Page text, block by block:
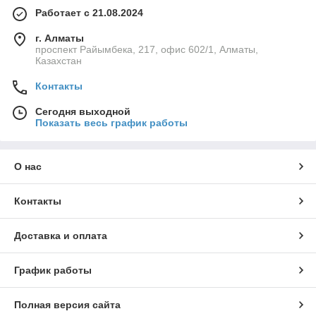
Работает с 21.08.2024
г. Алматы
проспект Райымбека, 217, офис 602/1, Алматы,
Казахстан
Контакты
Сегодня выходной
Показать весь график работы
О нас
Контакты
Доставка и оплата
График работы
Полная версия сайта